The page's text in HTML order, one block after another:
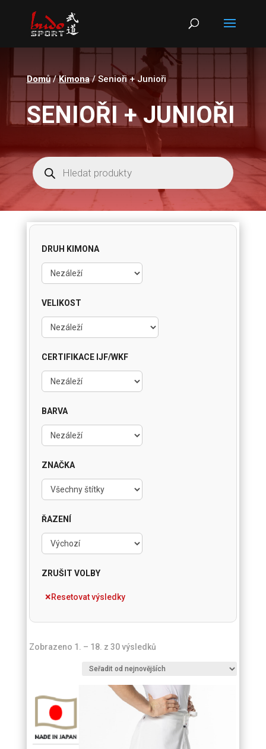
Products
search
Domů/Kimona/ Senioři + Junioři
SENIOŘI + JUNIOŘI
Products
search
DRUH KIMONA
VELIKOST
CERTIFIKACE IJF/WKF
BARVA
ZNAČKA
ŘAZENÍ
ZRUŠIT VOLBY
Resetovat výsledky
Zobrazeno 1. – 18. z 30 výsledků
nejnovějších